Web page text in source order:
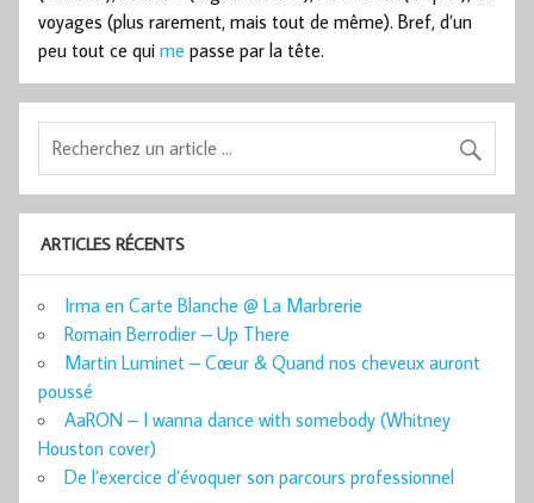
voyages (plus rarement, mais tout de même). Bref, d’un
peu tout ce qui me passe par la tête.
ARTICLES RÉCENTS
Irma en Carte Blanche @ La Marbrerie
Romain Berrodier – Up There
Martin Luminet – Cœur & Quand nos cheveux auront
poussé
AaRON – I wanna dance with somebody (Whitney
Houston cover)
De l’exercice d’évoquer son parcours professionnel